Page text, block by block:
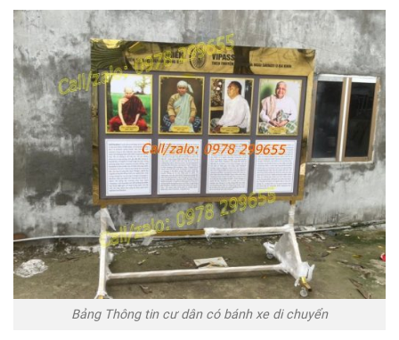
Bảng Thông tin cư dân có bánh xe di chuyển